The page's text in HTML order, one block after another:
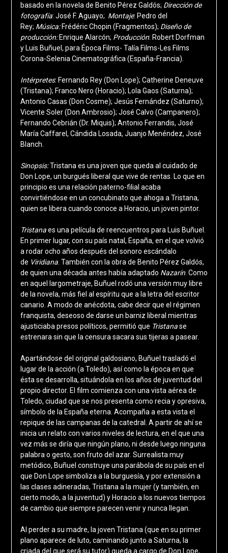
basado en la novela de Benito Pérez Galdós; Dirección de
fotografía: José F. Aguayo; Montaje: Pedro del
Rey; Música: Frédéric Chopin (Fragmentos); Diseño de
producción: Enrique Alarcón; Producción: Robert Dorfman
y Luis Buñuel, para Época Films- Talía Films-Les Films
Corona-Selenia Cinematográfica (España-Francia).
Intérpretes: Fernando Rey (Don Lope); Catherine Deneuve
(Tristana); Franco Nero (Horacio); Lola Gaos (Saturna);
Antonio Casas (Don Cosme); Jesús Fernández (Saturno);
Vicente Soler (Don Ambrosio); José Calvo (Campanero);
Fernando Cebrián (Dr. Miquis); Antonio Ferrandis, José
María Caffarel, Cándida Losada, Juanjo Menéndez, José
Blanch.
Sinopsis:Tristana es una joven que queda al cuidado de
Don Lope, un burgués liberal que vive de rentas. Lo que en
principio es una relación paterno-filial acaba
convirtiéndose en un concubinato que ahoga a Tristana,
quien se libera cuando conoce a Horacio, un joven pintor.
Tristanaes una película de reencuentros para Luis Buñuel.
En primer lugar, con su país natal, España, en el que volvió
a rodar ocho años después del sonoro escándalo
de Viridiana. También con la obra de Benito Pérez Galdós,
de quien una década antes había adaptado Nazarín. Como
en aquel largometraje, Buñuel rodó una versión muy libre
de la novela, más fiel al espíritu que a la letra del escritor
canario. A modo de anécdota, cabe decir que el régimen
franquista, deseoso de darse un barniz liberal mientras
ajusticiaba presos políticos, permitió que Tristanase
estrenara sin que la censura sacara sus tijeras a pasear.
Apartándose del original galdosiano, Buñuel trasladó el
lugar de la acción (a Toledo), así como la época en que
ésta se desarrolla, situándola en los años de juventud del
propio director. El film comienza con una vista aérea de
Toledo, ciudad que se nos presenta como recia y opresiva,
símbolo de la España eterna. Acompaña a esta vista el
repique de las campanas de la catedral. A partir de ahí se
inicia un relato con varios niveles de lectura, en el que una
vez más se diría que ningún plano, ni desde luego ninguna
palabra o gesto, son fruto del azar. Surrealista muy
metódico, Buñuel construye una parábola de su país en el
que Don Lope simboliza a la burguesía, y por extensión a
las clases adineradas, Tristana a la mujer (y también, en
cierto modo, a la juventud) y Horacio a los nuevos tiempos
de cambio que siempre parecen venir y nunca llegan.
Al perder a su madre, la joven Tristana (que en su primer
plano aparece de luto, caminando junto a Saturna, la
criada del que será su tutor) queda a cargo de Don Lope,